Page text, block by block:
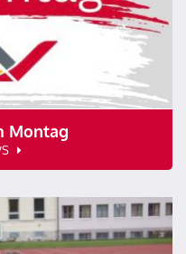
Montag